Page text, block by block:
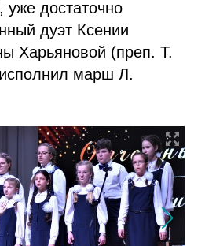
достаточно
дуэт Ксении
Харьяновой (преп. Т.
марш Л.